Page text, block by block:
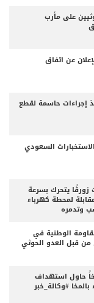
على مأرب
عن اتفاق
إجراءات حاسمة لقطع
السعودي
زورقًا يتحرك بسرعة
لمحطة كهرباء
وتدمره
الوطنية في
من قبل العدو الحوثي
حاول استهداف
#وكالة_خبر